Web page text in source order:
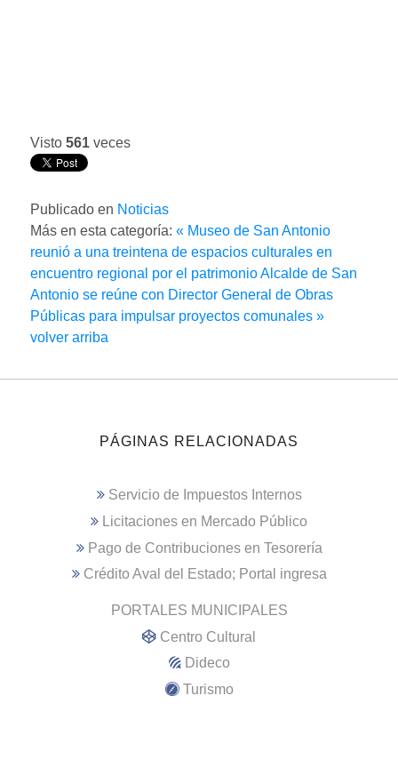
Visto 561 veces
Publicado en Noticias
Más en esta categoría: « Museo de San Antonio
reunió a una treintena de espacios culturales en
encuentro regional por el patrimonioAlcalde de San
Antonio se reúne con Director General de Obras
Públicas para impulsar proyectos comunales »
volver arriba
PÁGINAS RELACIONADAS
Servicio de Impuestos Internos
Licitaciones en Mercado Público
Pago de Contribuciones en Tesorería
Crédito Aval del Estado; Portal ingresa
PORTALES MUNICIPALES
Centro Cultural
Dideco
Turismo